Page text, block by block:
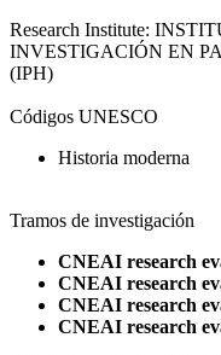
Research Institute:
INVESTIGACIÓN EN
(IPH)
Códigos UNESCO
Historia moderna
Tramos de investigación
CNEAI research
CNEAI research
CNEAI research
CNEAI research